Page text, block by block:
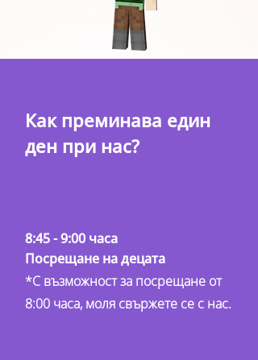
Как преминава един
ден при нас?
8:45 - 9:00 часа
Посрещане на децата
*С възможност за посрещане от
8:00 часа, моля свържете се с нас.